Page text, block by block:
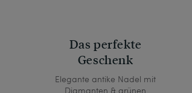
Das perfekte
Geschenk
Elegante antike Nadel mit
Diamanten & grünen